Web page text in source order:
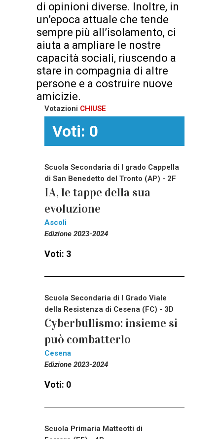
di opinioni diverse. Inoltre, in
un’epoca attuale che tende
sempre più all’isolamento, ci
aiuta a ampliare le nostre
capacità sociali, riuscendo a
stare in compagnia di altre
persone e a costruire nuove
amicizie.
Votazioni CHIUSE
Voti: 0
Scuola Secondaria di I grado Cappella
di San Benedetto del Tronto (AP) - 2F
IA, le tappe della sua
evoluzione
Ascoli
Edizione 2023-2024
Voti: 3
Scuola Secondaria di I Grado Viale
della Resistenza di Cesena (FC) - 3D
Cyberbullismo: insieme si
può combatterlo
Cesena
Edizione 2023-2024
Voti: 0
Scuola Primaria Matteotti di